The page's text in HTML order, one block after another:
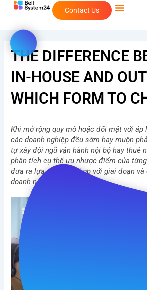
Skip
Contact Us
THE DIFFERENCE
IN-HOUSE AND
WHICH FORM TO
Khi mở rộng quy mô hoặc đối mặt với áp
các doanh nghiệp đều sớm hay muộn
tự xây đội ngũ vận hành nội bộ hay thuê
phân tích cụ thể ưu nhược điểm của
đưa ra lựa chọn phù hợp với giai đoạn
doanh nghiệp mình.